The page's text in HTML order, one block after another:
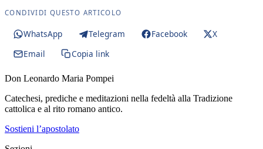
CONDIVIDI QUESTO ARTICOLO
WhatsApp Telegram Facebook
X
Email
Copia link
Don Leonardo Maria Pompei
Catechesi, prediche e meditazioni nella fedeltà alla Tradizione
cattolica e al rito romano antico.
Sostieni l’apostolato